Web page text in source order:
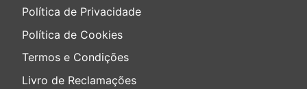
Política de Privacidade
Política de Cookies
Termos e Condições
Livro de Reclamações